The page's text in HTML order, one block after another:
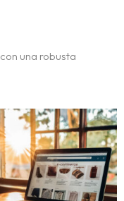
una robusta